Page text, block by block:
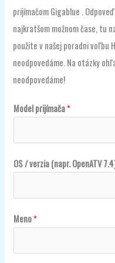
prijímačom Gigablue .
najkratšom možnom čase, tu
použite v našej poradni voľbu
neodpovedáme. Na otázky
neodpovedáme!
Model prijímača*
OS / verzia (napr. OpenATV
n
a
Meno*